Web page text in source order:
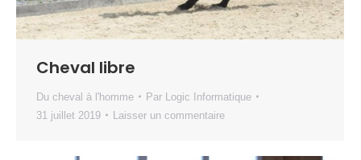
Cheval libre
Du cheval à l'homme Par
Logic Informatique
31 juillet 2019
Laisser un commentaire